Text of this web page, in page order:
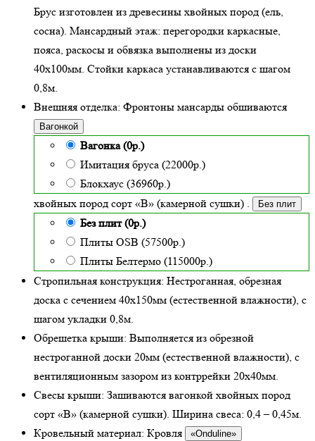
Брус изготовлен из древесины хвойных пород (ель,
сосна). Мансардный этаж: перегородки каркасные,
пояса, раскосы и обвязка выполнены из доски
40х100мм. Стойки каркаса устанавливаются с шагом
0,8м.
Внешняя отделка: Фронтоны мансарды обшиваются
Вагонкой
Вагонка (0р.)
Имитация бруса (22000р.)
Блокхаус (36960р.)
хвойных пород сорт «В» (камерной сушки) . Без плит
Без плит (0р.)
Плиты OSB (57500р.)
Плиты Белтермо (115000р.)
Стропильная конструкция: Нестроганная, обрезная
доска с сечением 40х150мм (естественной влажности), с
шагом укладки 0,8м.
Обрешетка крыши: Выполняется из обрезной
нестроганной доски 20мм (естественной влажности), с
вентиляционным зазором из контррейки 20х40мм.
Свесы крыши: Зашиваются вагонкой хвойных пород
сорт «В» (камерной сушки). Ширина свеса: 0,4 – 0,45м.
Кровельный материал: Кровля «Onduline»